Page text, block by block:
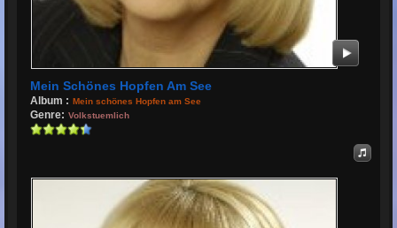
Mein Schönes Hopfen Am See
Album : Mein schönes Hopfen am See
Genre: Volkstuemlich